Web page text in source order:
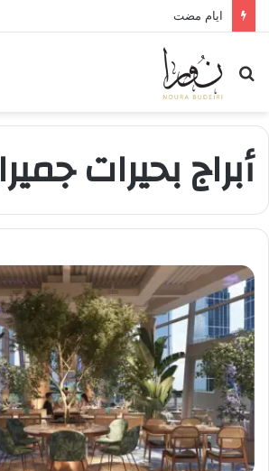
ايام مضت
بحث
عن
أبراج بحيرات جميرا